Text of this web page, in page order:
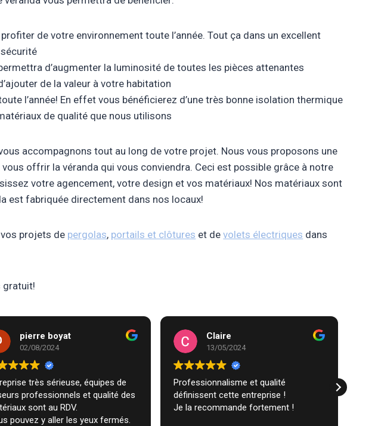
profiter de votre environnement toute l’année. Tout ça dans un excellent
d’augmenter la luminosité de toutes les pièces attenantes
de la valeur à votre habitation
l’année! En effet vous bénéficierez d’une très bonne isolation thermique
de qualité que nous utilisons
accompagnons tout au long de votre projet. Nous vous proposons une
offrir la véranda qui vous conviendra. Ceci est possible grâce à notre
votre agencement, votre design et vos matériaux! Nos matériaux sont
est fabriquée directement dans nos locaux!
projets de pergolas, portails et clôtures et devolets électriques dans
gratuit!
pierre boyat
02/08/2024
très sérieuse, équipes de
professionnels et qualité des
sont au RDV.
pouvez y aller les yeux fermés.
Claire
13/05/2024
Professionnalisme et qualité
définissent cette entreprise !
Je la recommande fortement !